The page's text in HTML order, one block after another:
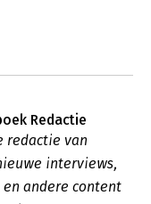
Redactie
redactie van
interviews,
andere content